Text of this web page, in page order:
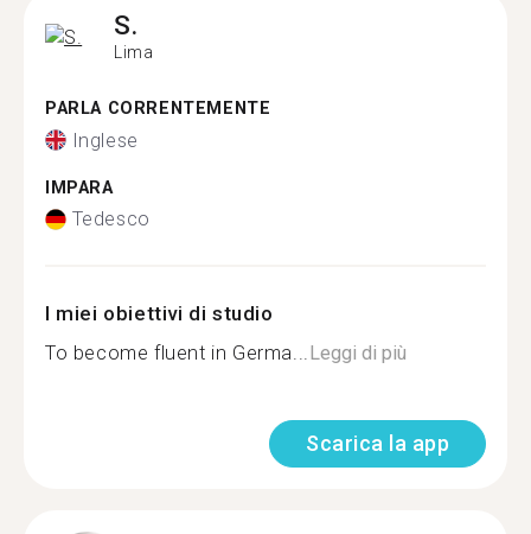
S.
Lima
PARLA CORRENTEMENTE
Inglese
IMPARA
Tedesco
I miei obiettivi di studio
To become fluent in Germa...Leggi di più
Scarica la app